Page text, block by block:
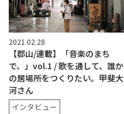
2021.02.28
【郡山/連載】「音楽のまち
で、」vol.1 / 歌を通して、誰か
の居場所をつくりたい。甲斐大
河さん
インタビュー